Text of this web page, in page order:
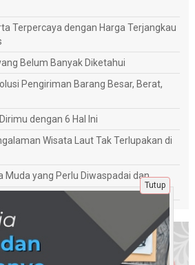
Terpercaya dengan Harga Terjangkau
Belum Banyak Diketahui
Pengiriman Barang Besar, Berat,
dengan 6 Hal Ini
Wisata Laut Tak Terlupakan di
Muda yang Perlu Diwaspadai dan
Tutup